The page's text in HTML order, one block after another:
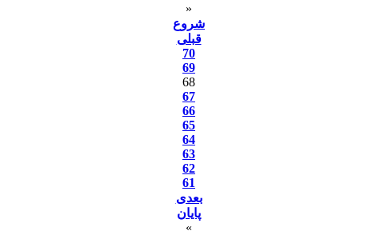
«
شروع
قبلی
70
69
68
67
66
65
64
63
62
61
بعدی
پایان
»